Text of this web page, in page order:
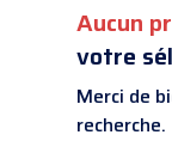
Aucun
votre
Merci de
recherche.